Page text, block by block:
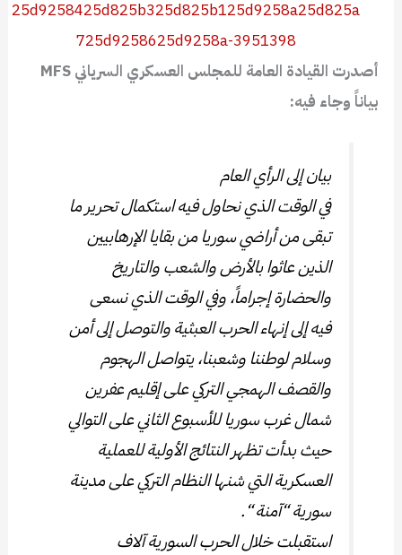
أصدرت القيادة العامة للمجلس العسكري السرياني MFS
بياناً وجاء فيه:
بيان إلى الرأي العام
في الوقت الذي نحاول فيه استكمال تحرير ما
تبقى من أراضي سوريا من بقايا الإرهابيين
الذين عاثوا بالأرض والشعب والتاريخ
والحضارة إجراماً، وفي الوقت الذي نسعى
فيه إلى إنهاء الحرب العبثية والتوصل إلى أمن
وسلام لوطننا وشعبنا، يتواصل الهجوم
والقصف الهمجي التركي على إقليم عفرين
شمال غرب سوريا للأسبوع الثاني على التوالي
حيث بدأت تظهر النتائج الأولية للعملية
العسكرية التي شنها النظام التركي على مدينة
سورية “آمنة “.
استقبلت خلال الحرب السورية آلاف